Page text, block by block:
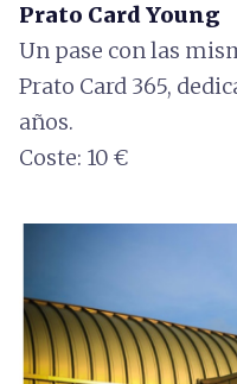
Prato Card Young
Un pase con las
Prato Card 365,
años.
Coste: 10 €